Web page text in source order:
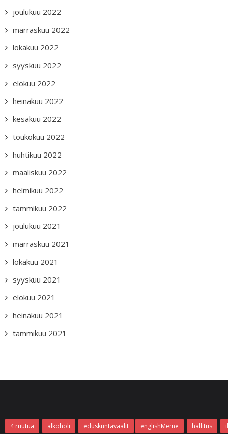
joulukuu 2022
marraskuu 2022
lokakuu 2022
syyskuu 2022
elokuu 2022
heinäkuu 2022
kesäkuu 2022
toukokuu 2022
huhtikuu 2022
maaliskuu 2022
helmikuu 2022
tammikuu 2022
joulukuu 2021
marraskuu 2021
lokakuu 2021
syyskuu 2021
elokuu 2021
heinäkuu 2021
tammikuu 2021
4 ruutua alkoholi eduskuntavaalit englishMeme hallitus